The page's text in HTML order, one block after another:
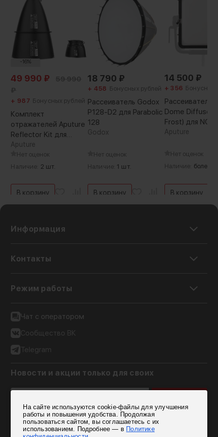
зонт
чехол
-16%
49 990 ₽
+ 987 Бонусных рублей
Комплект
отражателей Aputure
Reflector Kit для
STORM XT52
Aputure
Нет оценок
Наличие: 2 шт.
В корзину
18 790 ₽
+ 458 Бонусных рублей
Рассеиватель Godox
P128-D2 для Parabolic
128
Godox
Нет оценок
Наличие: 1 шт.
В корзину
14 500 ₽
+ 356 Бонусных
Рассеиватель
Dome Diffuser
Frost) для
Aputure
Нет оценок
Наличие: более
В корзину
Информация
Контакты
Режим работы
Чат с оператором
Сообщество ВК
Telegram
Новости и акции только для своих
Согласен на обработку персональных данных
На сайте используются cookie-файлы для улучшения
работы и повышения удобства. Продолжая
пользоваться сайтом, вы соглашаетесь с их
использованием. Подробнее — в Политике